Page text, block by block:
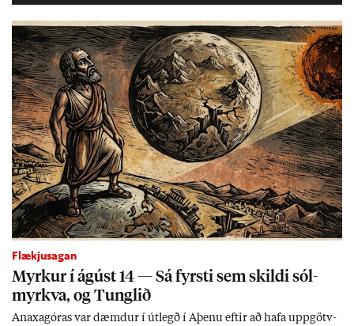
Flækjusagan
Myrk­ur í ág­úst 14 — Sá fyrsti sem skildi sól­
myrkva, og Tungl­ið
An­axagór­as var dæmd­ur í út­legð í Aþenu eft­ir að hafa upp­götv­